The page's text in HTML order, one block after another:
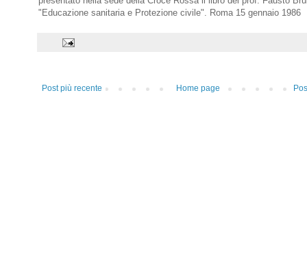
"Educazione sanitaria e Protezione civile". Roma 15 gennaio 1986
Post più recente Home page